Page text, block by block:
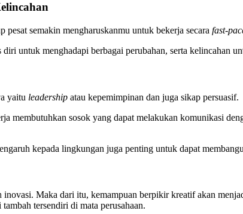
semakin mengharuskanmu untuk bekerja secara fast-
untuk menghadapi berbagai perubahan, serta kelincahan
yaitu leadership atau kepemimpinan dan juga sikap persuasif.
membutuhkan sosok yang dapat melakukan komunikasi
kepada lingkungan juga penting untuk dapat
inovasi. Maka dari itu, kemampuan berpikir kreatif akan
tersendiri di mata perusahaan.